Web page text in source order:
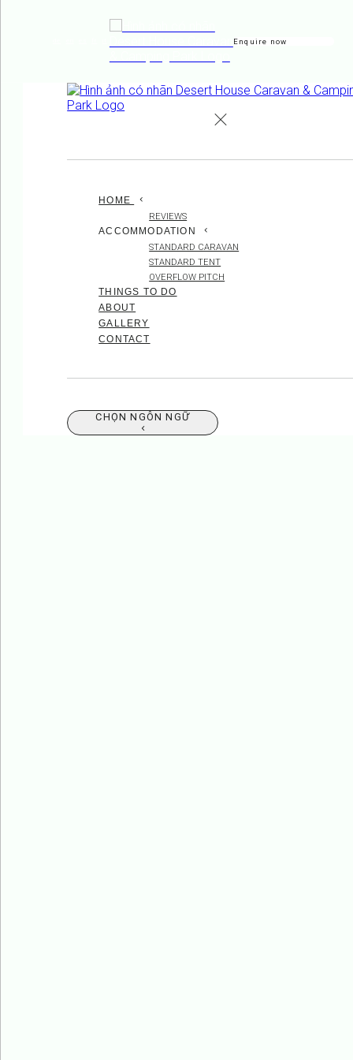
Enquire now
HOME
REVIEWS
ACCOMMODATION
STANDARD CARAVAN
STANDARD TENT
OVERFLOW PITCH
THINGS TO DO
ABOUT
GALLERY
CONTACT
CHỌN NGÔN NGỮ